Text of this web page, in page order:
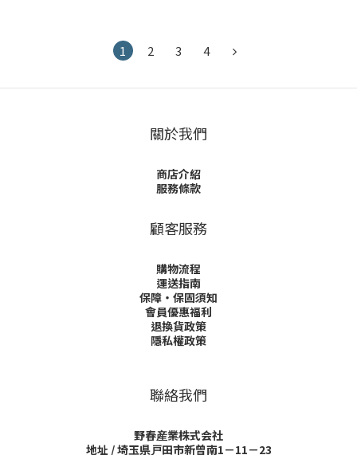
1 2 3 4
關於我們
商店介紹
服務條款
顧客服務
購物流程
運送指南
保障・保固須知
會員優惠福利
退換貨政策
隱私權政策
聯絡我們
野春産業株式会社
地址 / 埼玉県戸田市新曾南1－11－23